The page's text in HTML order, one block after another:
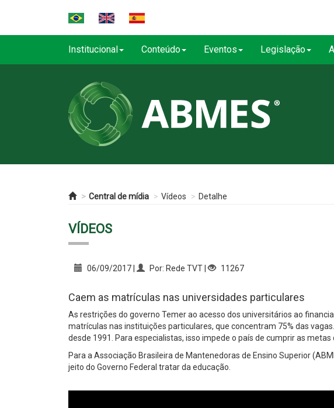
Institucional Conteúdo Eventos Legislação
Central de mídia Vídeos Detalhe
VÍDEOS
06/09/2017 | Por: Rede TVT | 11267
Caem as matrículas nas universidades particulares
As restrições do governo Temer ao acesso dos universitários ao
matrículas nas instituições particulares, que concentram 75% das
desde 1991. Para especialistas, isso impede o país de cumprir as metas
Para a Associação Brasileira de Mantenedoras de Ensino Superior
jeito do Governo Federal tratar da educação.